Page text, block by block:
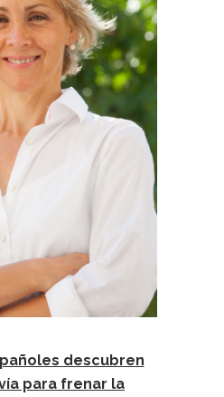
descubren
para frenar la